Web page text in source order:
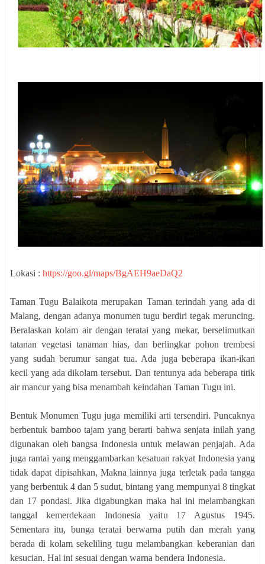
Lokasi : https://goo.gl/maps/BgAEH9aeDaQ2
Taman Tugu Balaikota merupakan Taman terindah yang ada di
Malang, dengan adanya monumen tugu berdiri tegak meruncing.
Beralaskan kolam air dengan teratai yang mekar, berselimutkan
tatanan vegetasi tanaman hias, dan berlingkar pohon trembesi
yang sudah berumur sangat tua. Ada juga beberapa ikan-ikan
kecil yang ada dikolam tersebut. Dan tentunya ada beberapa titik
air mancur yang bisa menambah keindahan Taman Tugu ini.
Bentuk Monumen Tugu juga memiliki arti tersendiri. Puncaknya
berbentuk bamboo tajam yang berarti bahwa senjata inilah yang
digunakan oleh bangsa Indonesia untuk melawan penjajah. Ada
juga rantai yang menggambarkan kesatuan rakyat Indonesia yang
tidak dapat dipisahkan, Makna lainnya juga terletak pada tangga
yang berbentuk 4 dan 5 sudut, bintang yang mempunyai 8 tingkat
dan 17 pondasi. Jika digabungkan maka hal ini melambangkan
tanggal kemerdekaan Indonesia yaitu 17 Agustus 1945.
Sementara itu, bunga teratai berwarna putih dan merah yang
berada di kolam sekeliling tugu melambangkan keberanian dan
kesucian. Hal ini sesuai dengan warna bendera Indonesia.